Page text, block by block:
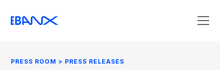
Clipping
PRESS ROOM PRESS RELEASES